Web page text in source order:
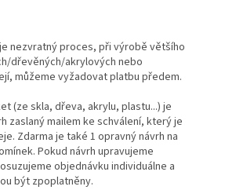
nezvratný proces, při výrobě většího
dřevěných/akrylových nebo
můžeme vyžadovat platbu předem.
(ze skla, dřeva, akrylu, plastu...) je
zaslaný mailem ke schválení, který je
Zdarma je také 1 opravný návrh na
Pokud návrh upravujeme
objednávku individuálne a
být zpoplatněny.